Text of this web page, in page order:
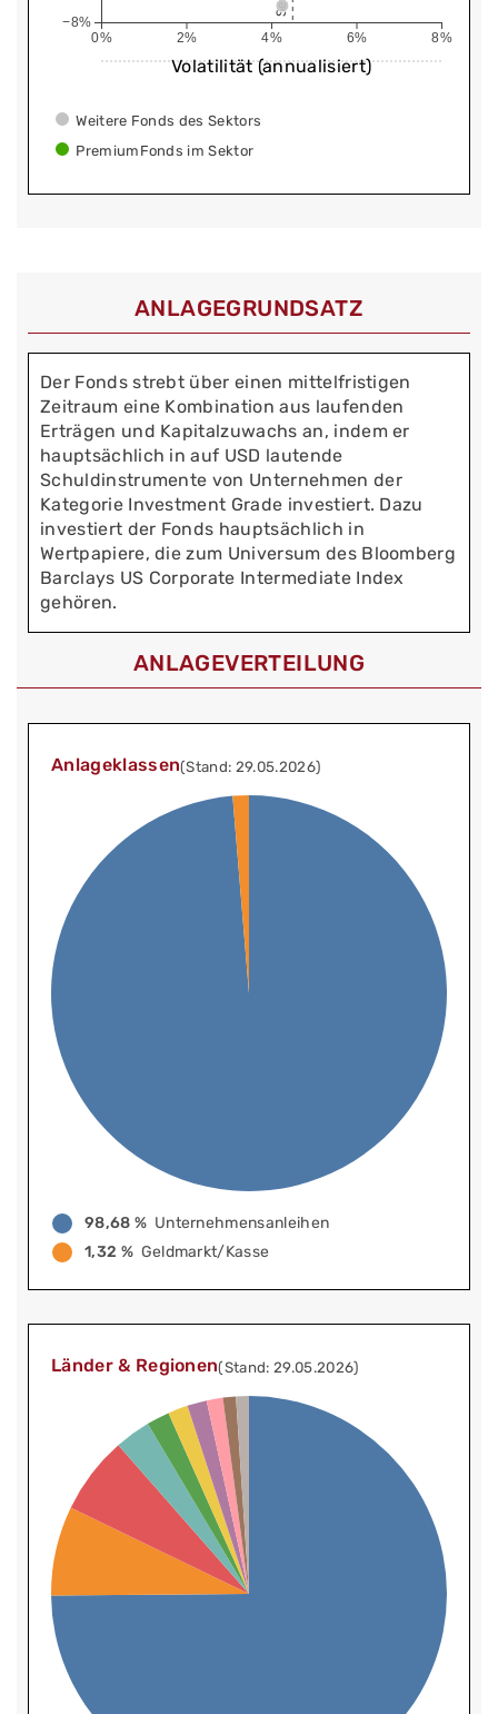
0% 2% 4% 6% 8%
−8%
Volatilität (annualisiert)
Weitere Fonds des Sektors
PremiumFonds im Sektor
ANLAGEGRUNDSATZ
Der Fonds strebt über einen mittelfristigen
Zeitraum eine Kombination aus laufenden
Erträgen und Kapitalzuwachs an, indem er
hauptsächlich in auf USD lautende
Schuldinstrumente von Unternehmen der
Kategorie Investment Grade investiert. Dazu
investiert der Fonds hauptsächlich in
Wertpapiere, die zum Universum des Bloomberg
Barclays US Corporate Intermediate Index
gehören.
ANLAGEVERTEILUNG
Anlageklassen(Stand: 29.05.2026)
98,68 % Unternehmensanleihen
1,32 % Geldmarkt/Kasse
Länder & Regionen(Stand: 29.05.2026)